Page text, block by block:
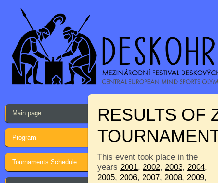
Main page
Program
Tournaments Schedule
RESULTS OF
This event took place in the
years 2001, 2002, 2003, 2004,
2005, 2006, 2007, 2008, 2009,